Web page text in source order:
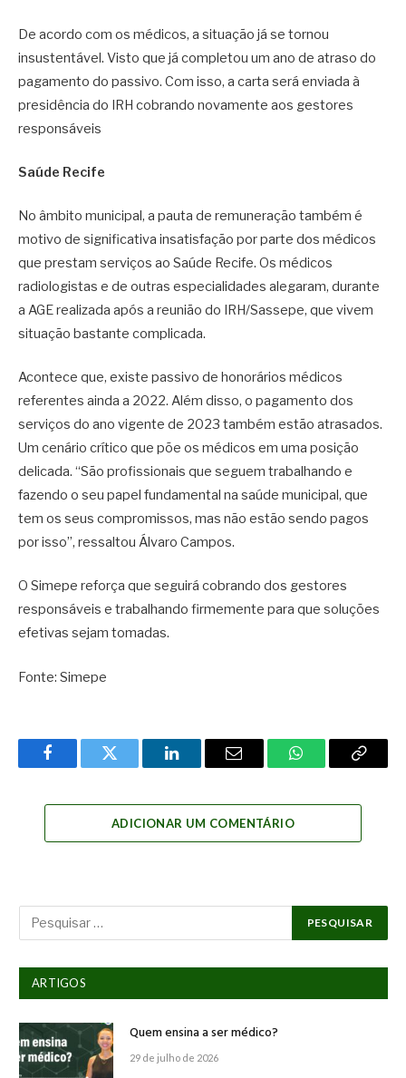
De acordo com os médicos, a situação já se tornou
insustentável. Visto que já completou um ano de atraso do
pagamento do passivo. Com isso, a carta será enviada à
presidência do IRH cobrando novamente aos gestores
responsáveis
Saúde Recife
No âmbito municipal, a pauta de remuneração também é
motivo de significativa insatisfação por parte dos médicos
que prestam serviços ao Saúde Recife. Os médicos
radiologistas e de outras especialidades alegaram, durante
a AGE realizada após a reunião do IRH/Sassepe, que vivem
situação bastante complicada.
Acontece que, existe passivo de honorários médicos
referentes ainda a 2022. Além disso, o pagamento dos
serviços do ano vigente de 2023 também estão atrasados.
Um cenário crítico que põe os médicos em uma posição
delicada. “São profissionais que seguem trabalhando e
fazendo o seu papel fundamental na saúde municipal, que
tem os seus compromissos, mas não estão sendo pagos
por isso”, ressaltou Álvaro Campos.
O Simepe reforça que seguirá cobrando dos gestores
responsáveis e trabalhando firmemente para que soluções
efetivas sejam tomadas.
Fonte: Simepe
FacebookTwitter LinkedInEmail WhatsAppCopy
ADICIONAR UM COMENTÁRIO
ARTIGOS
Quem ensina a ser médico?
29 de julho de 2026